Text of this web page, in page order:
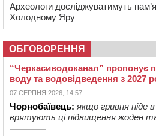
Археологи досліджуватимуть
Холодному Яру
ОБГОВОРЕННЯ
“Черкасиводоканал” пропонує
воду та водовідведення з 2027
07 СЕРПНЯ 2026, 14:57
Чорнобаївець: якщо гривня піде
врятують ці підвищення жоден